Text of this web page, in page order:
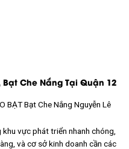
Che Nắng Tại Quận 12
BẠTBạt Che Nắng Nguyễn Lê
vực phát triển nhanh chóng,
và cơ sở kinh doanh cần các